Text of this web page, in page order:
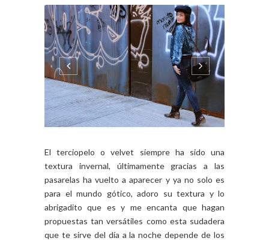
El terciopelo o velvet siempre ha sido una
textura invernal, últimamente gracias a las
pasarelas ha vuelto a aparecer y ya no solo es
para el mundo gótico, adoro su textura y lo
abrigadito que es y me encanta que hagan
propuestas tan versátiles como esta sudadera
que te sirve del día a la noche depende de los